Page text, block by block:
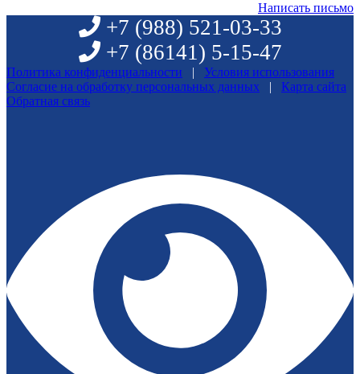
Написать письмо
+7 (988) 521-03-33
+7 (86141) 5-15-47
Политика конфиденциальности |
Условия использования
Согласие на обработку персональных данных
|
Карта сайта
Обратная связь